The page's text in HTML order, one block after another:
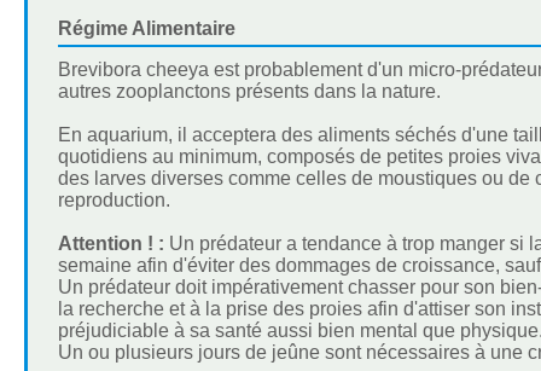
Régime Alimentaire
Brevibora cheeya est probablement d'un micro-
autres zooplanctons présents dans la nature.
En aquarium, il acceptera des aliments séchés d'une
quotidiens au minimum, composés de petites proies
des larves diverses comme celles de moustiques ou
reproduction.
Attention ! : Un prédateur a tendance à trop manger si
semaine afin d'éviter des dommages de croissance,
Un prédateur doit impérativement chasser pour son
la recherche et à la prise des proies afin d'attiser son
préjudiciable à sa santé aussi bien mental que
Un ou plusieurs jours de jeûne sont nécessaires à une